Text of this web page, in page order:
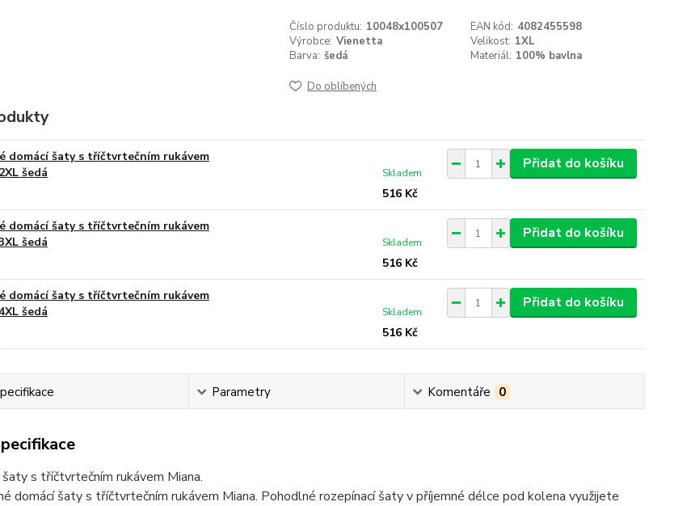
Číslo produktu: 10048x100507 EAN kód: 4082455598
Výrobce: Vienetta Velikost: 1XL
Barva: šedá Materiál: 100% bavlna
Do oblíbených
domácí šaty s tříčtvrtečním rukávem
šedá
516 Kč
Skladem
Přidat do košíku
domácí šaty s tříčtvrtečním rukávem
šedá
516 Kč
Skladem
Přidat do košíku
domácí šaty s tříčtvrtečním rukávem
šedá
516 Kč
Skladem
Přidat do košíku
Parametry Komentáře 0
s tříčtvrtečním rukávem Miana.
domácí šaty s tříčtvrtečním rukávem Miana. Pohodlné rozepínací šaty v příjemné délce pod kolena využijete